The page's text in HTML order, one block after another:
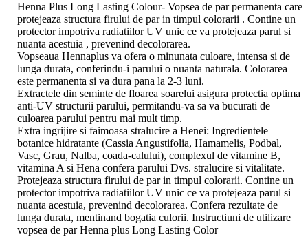
Henna Plus Long Lasting Colour- Vopsea de par permanenta care
protejeaza structura firului de par in timpul colorarii . Contine un
protector impotriva radiatiilor UV unic ce va protejeaza parul si
nuanta acestuia , prevenind decolorarea.
Vopseaua Hennaplus va ofera o minunata culoare, intensa si de
lunga durata, conferindu-i parului o nuanta naturala. Colorarea
este permanenta si va dura pana la 2-3 luni.
Extractele din seminte de floarea soarelui asigura protectia optima
anti-UV structurii parului, permitandu-va sa va bucurati de
culoarea parului pentru mai mult timp.
Extra ingrijire si faimoasa stralucire a Henei: Ingredientele
botanice hidratante (Cassia Angustifolia, Hamamelis, Podbal,
Vasc, Grau, Nalba, coada-calului), complexul de vitamine B,
vitamina A si Hena confera parului Dvs. stralucire si vitalitate.
Protejeaza structura firului de par in timpul colorarii. Contine un
protector impotriva radiatiilor UV unic ce va protejeaza parul si
nuanta acestuia, prevenind decolorarea. Confera rezultate de
lunga durata, mentinand bogatia culorii. Instructiuni de utilizare
vopsea de par Henna plus Long Lasting Color